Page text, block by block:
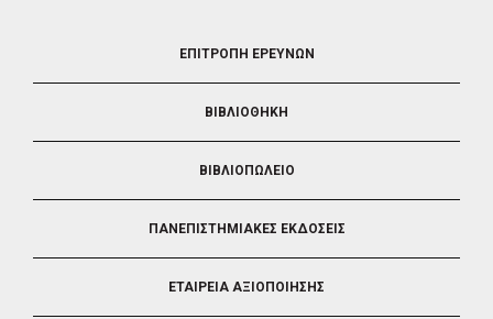
ΕΠΙΤΡΟΠΗ ΕΡΕΥΝΩΝ
ΒΙΒΛΙΟΘΗΚΗ
ΒΙΒΛΙΟΠΩΛΕΙΟ
ΠΑΝΕΠΙΣΤΗΜΙΑΚΕΣ ΕΚΔΟΣΕΙΣ
ΕΤΑΙΡΕΙΑ ΑΞΙΟΠΟΙΗΣΗΣ